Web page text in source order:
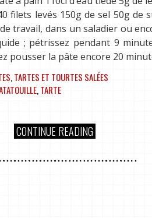
levés 150g de sel 50g de
travail, dans un saladier ou
; pétrissez pendant 9
pousser la pâte encore 20
,TARTES ET TOURTES SALÉES
,TARTE
CONTINUE READING